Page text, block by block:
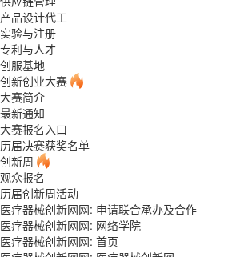
产品设计代工
实验与注册
专利与人才
创服基地
创新创业大赛
大赛简介
最新通知
大赛报名入口
历届决赛获奖名单
创新周
观众报名
历届创新周活动
医疗器械创新网网: 申请联合承办及合作
医疗器械创新网网: 网络学院
医疗器械创新网网: 首页